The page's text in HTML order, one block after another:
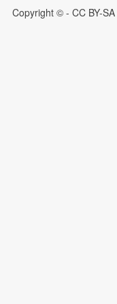
Copyright © - CC BY-SA